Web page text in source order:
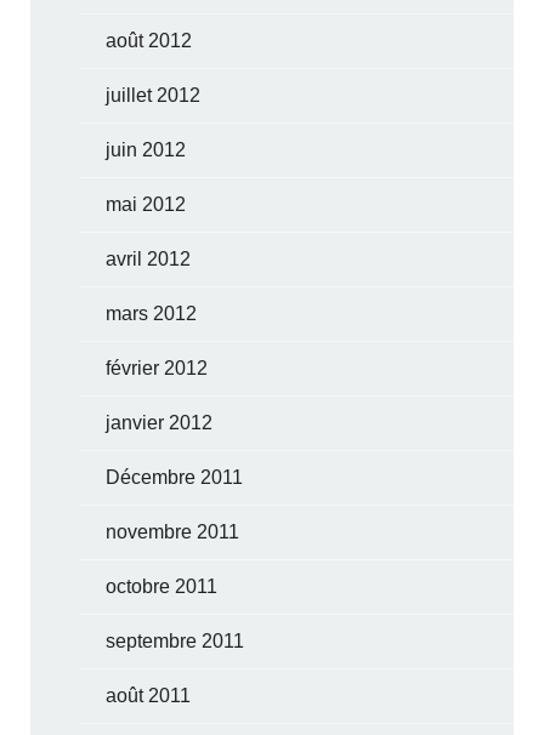
août 2012
juillet 2012
juin 2012
mai 2012
avril 2012
mars 2012
février 2012
janvier 2012
Décembre 2011
novembre 2011
octobre 2011
septembre 2011
août 2011